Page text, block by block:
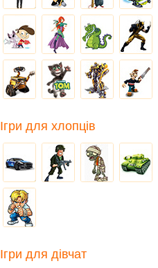
Ігри для хлопців
Ігри для дівчат